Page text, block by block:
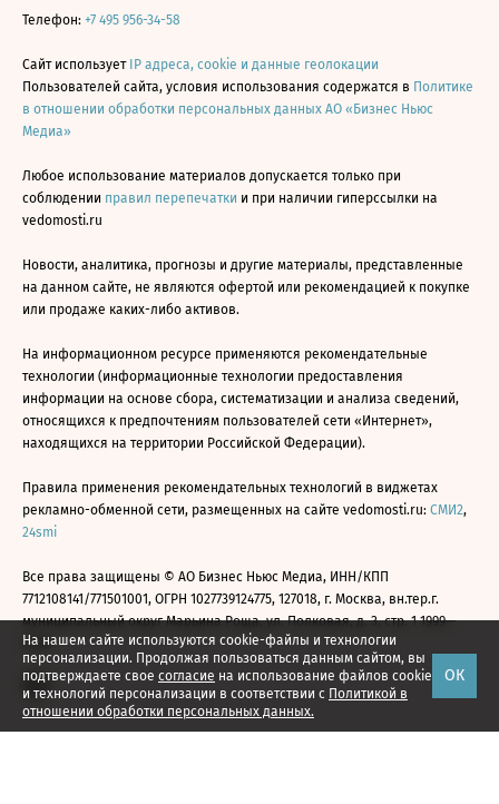
На нашем сайте используются cookie-файлы и технологии
персонализации. Продолжая пользоваться данным сайтом, вы
подтверждаете свое согласие на использование файлов cookie
и технологий персонализации в соответствии с Политикой в
отношении обработки персональных данных.
ОК
Телефон: +7 495 956-34-58
Сайт использует IP адреса, cookie и данные геолокации
Пользователей сайта, условия использования содержатся в Политике
в отношении обработки персональных данных АО «Бизнес Ньюс
Медиа»
Любое использование материалов допускается только при
соблюдении правил перепечатки и при наличии гиперссылки на
vedomosti.ru
Новости, аналитика, прогнозы и другие материалы, представленные
на данном сайте, не являются офертой или рекомендацией к покупке
или продаже каких-либо активов.
На информационном ресурсе применяются рекомендательные
технологии (информационные технологии предоставления
информации на основе сбора, систематизации и анализа сведений,
относящихся к предпочтениям пользователей сети «Интернет»,
находящихся на территории Российской Федерации).
Правила применения рекомендательных технологий в виджетах
рекламно-обменной сети, размещенных на сайте vedomosti.ru: СМИ2,
24smi
Все права защищены © АО Бизнес Ньюс Медиа, ИНН/КПП
7712108141/771501001, ОГРН 1027739124775, 127018, г. Москва, вн.тер.г.
муниципальный округ Марьина Роща, ул. Полковая, д. 3, стр. 1 1999—
2026